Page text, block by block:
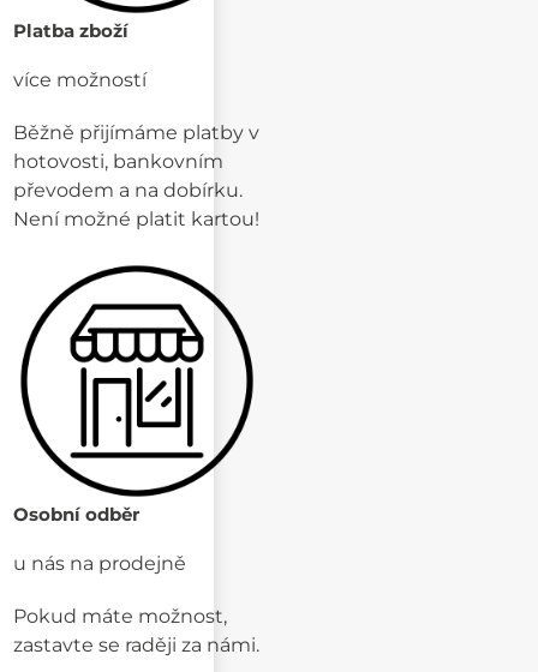
Platba zboží
více možností
Běžně přijímáme platby v
hotovosti, bankovním
převodem a na dobírku.
Není možné platit kartou!
Osobní odběr
u nás na prodejně
Pokud máte možnost,
zastavte se raději za námi.